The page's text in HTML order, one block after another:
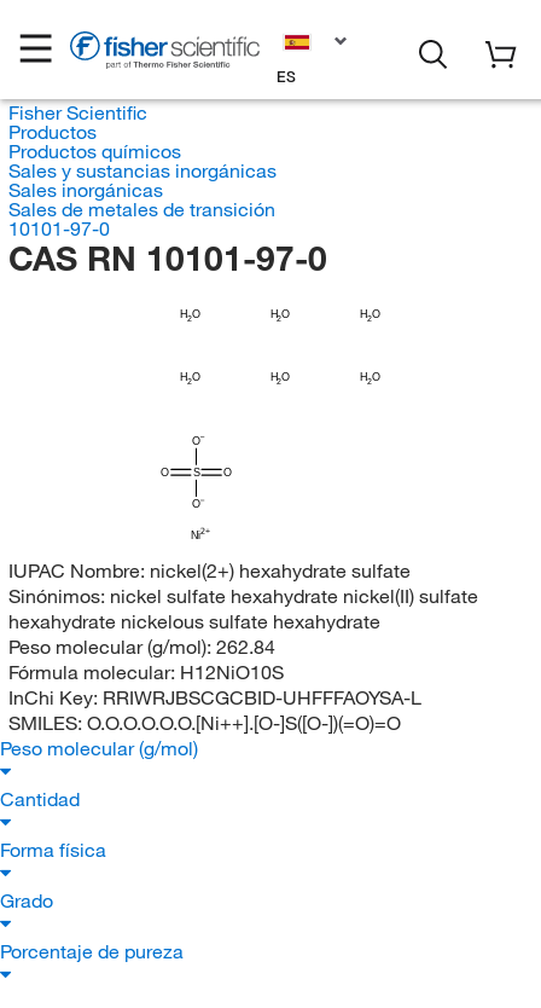
ES
Fisher Scientific
Productos
Productos químicos
Sales y sustancias inorgánicas
Sales inorgánicas
Sales de metales de transición
10101-97-0
CAS RN 10101-97-0
H2O H2O H2O
H2O H2O H2O
Ni
O
S
O
O
O
IUPAC Nombre: nickel(2+) hexahydrate sulfate
Sinónimos: nickel sulfate hexahydrate nickel(II) sulfate
hexahydrate nickelous sulfate hexahydrate
Peso molecular (g/mol): 262.84
Fórmula molecular: H12NiO10S
InChi Key: RRIWRJBSCGCBID-UHFFFAOYSA-L
SMILES: O.O.O.O.O.O.[Ni++].[O-]S([O-])(=O)=O
Peso molecular (g/mol)
Cantidad
Forma física
Grado
Porcentaje de pureza